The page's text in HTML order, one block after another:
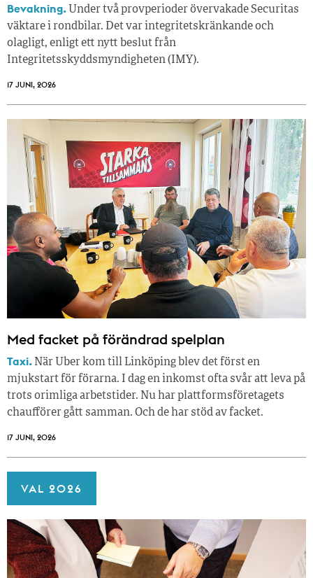
Bevakning. Under två provperioder övervakade Securitas
väktare i rondbilar. Det var integritetskränkande och
olagligt, enligt ett nytt beslut från
Integritetsskyddsmyndigheten (IMY).
17 JUNI, 2026
Med facket på förändrad spelplan
Taxi. När Uber kom till Linköping blev det först en
mjukstart för förarna. I dag en inkomst ofta svår att leva på
trots orimliga arbetstider. Nu har plattformsföretagets
chaufförer gått samman. Och de har stöd av facket.
17 JUNI, 2026
VAL 2026